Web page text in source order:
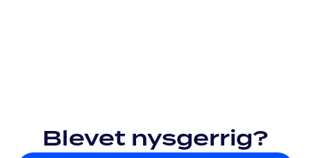
Blevet nysgerrig?